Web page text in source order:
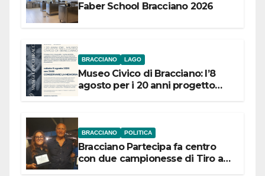
Faber School Bracciano 2026
BRACCIANO LAGO
Museo Civico di Bracciano: l’8
agosto per i 20 anni progetto
BRACCIANO POLITICA
Bracciano Partecipa fa centro
con due campionesse di Tiro a